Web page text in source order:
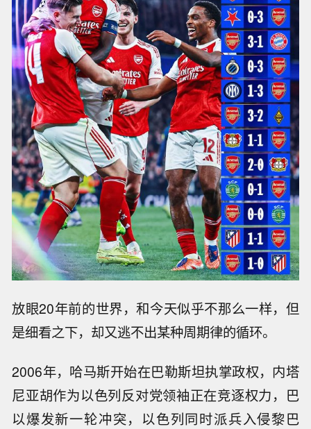
放眼20年前的世界，和今天似乎不那么一样，但
是细看之下，却又逃不出某种周期律的循环。
2006年，哈马斯开始在巴勒斯坦执掌政权，内塔
尼亚胡作为以色列反对党领袖正在竞逐权力，巴
以爆发新一轮冲突，以色列同时派兵入侵黎巴